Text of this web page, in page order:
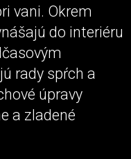
vani. Okrem
do interiéru
rady spŕch a
úpravy
a zladené